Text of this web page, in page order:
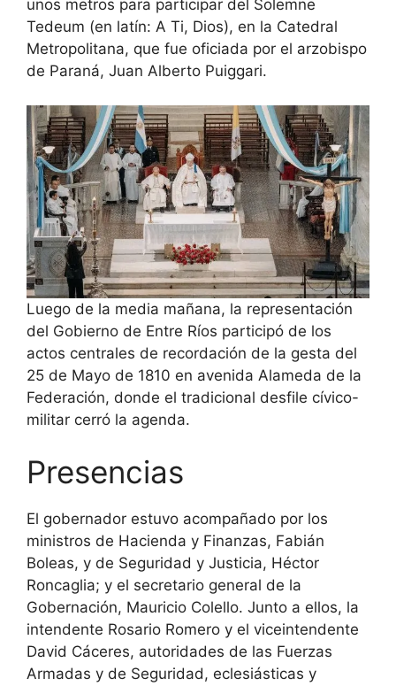
unos metros para participar del Solemne
Tedeum (en latín: A Ti, Dios), en la Catedral
Metropolitana, que fue oficiada por el arzobispo
de Paraná, Juan Alberto Puiggari.
Luego de la media mañana, la representación
del Gobierno de Entre Ríos participó de los
actos centrales de recordación de la gesta del
25 de Mayo de 1810 en avenida Alameda de la
Federación, donde el tradicional desfile cívico-
militar cerró la agenda.
Presencias
El gobernador estuvo acompañado por los
ministros de Hacienda y Finanzas, Fabián
Boleas, y de Seguridad y Justicia, Héctor
Roncaglia; y el secretario general de la
Gobernación, Mauricio Colello. Junto a ellos, la
intendente Rosario Romero y el viceintendente
David Cáceres, autoridades de las Fuerzas
Armadas y de Seguridad, eclesiásticas y